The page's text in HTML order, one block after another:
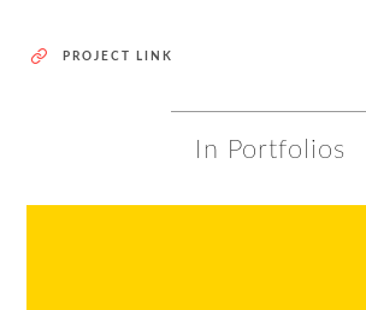
PROJECT LINK
In Portfolios